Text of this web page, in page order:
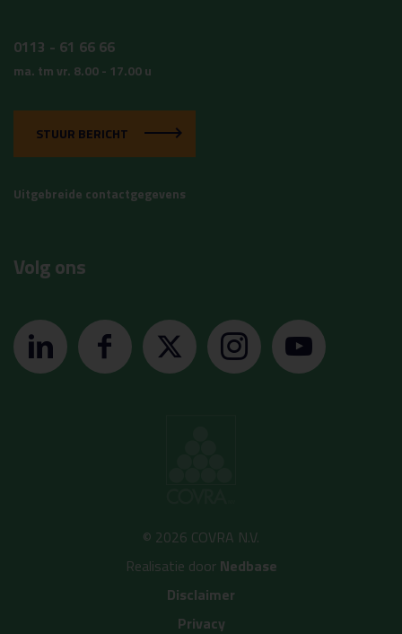
0113 - 61 66 66
ma. tm vr. 8.00 - 17.00 u
STUUR BERICHT
Uitgebreide contactgegevens
Volg ons
© 2026 COVRA N.V.
Realisatie door Nedbase
Disclaimer
Privacy